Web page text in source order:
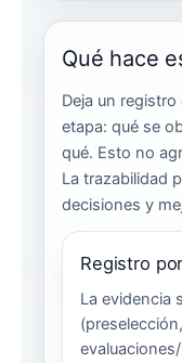
Qué hace
Deja un
etapa: qué se
qué. Esto no
La trazabilidad
decisiones y
Registro
La evidencia